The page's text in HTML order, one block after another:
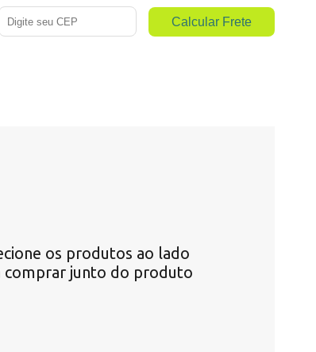
os produtos ao lado
comprar junto do produto